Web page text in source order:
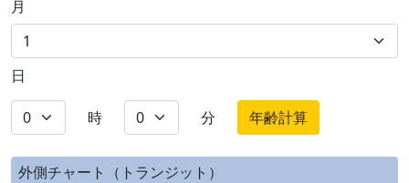
月
日
時 分 年齢計算
外側チャート（トランジット）